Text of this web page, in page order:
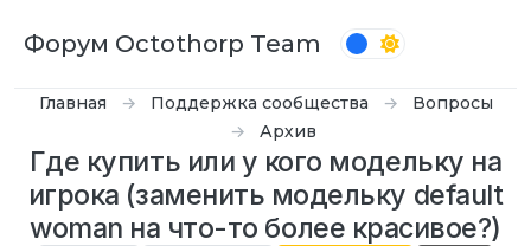
Форум Octothorp Team
Главная Поддержка сообщества
Вопросы
Архив
Где купить или у кого модельку на
игрока (заменить модельку default
woman на что-то более красивое?)